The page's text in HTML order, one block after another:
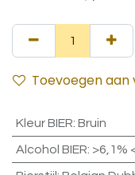
Toevoegen aan
Kleur BIER: Bruin
Alcohol BIER: >6,1%